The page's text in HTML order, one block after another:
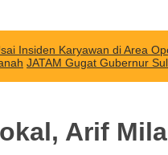
Insiden Karyawan di Area
JATAM Gugat Gubernur
Arif